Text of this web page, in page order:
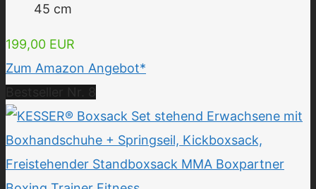
45 cm
199,00 EUR
Zum Amazon Angebot*